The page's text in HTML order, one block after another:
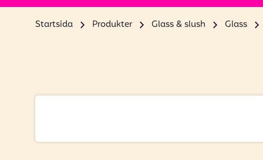
Startsida Produkter Glass & slush Glass